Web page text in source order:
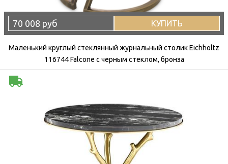
70 008 руб КУПИТЬ
Маленький круглый стеклянный журнальный столик Eichholtz
116744 Falcone с черным стеклом, бронза